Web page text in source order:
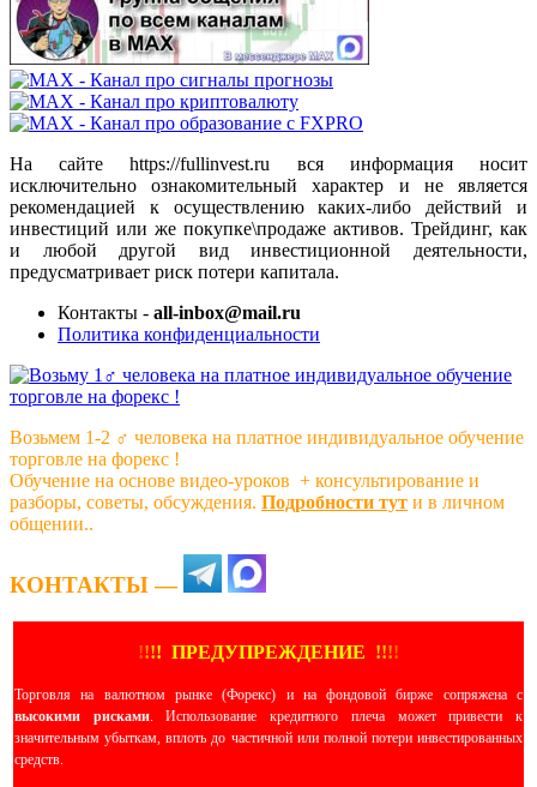
На сайте https://fullinvest.ru вся информация носит
исключительно ознакомительный характер и не является
рекомендацией к осуществлению каких-либо действий и
инвестиций или же покупке\продаже активов. Трейдинг, как
и любой другой вид инвестиционной деятельности,
предусматривает риск потери капитала.
Контакты - all-inbox@mail.ru
Политика конфиденциальности
Возьмем 1-2 ‍♂️ человека на платное индивидуальное обучение
торговле на форекс !
Обучение на основе видео-уроков ️ + консультирование и
разборы, советы, обсуждения. Подробности тут и в личном
общении..
КОНТАКТЫ —
!!!! ПРЕДУПРЕЖДЕНИЕ !!!!
Торговля на валютном рынке (Форекс) и на фондовой бирже сопряжена с
высокими рисками. Использование кредитного плеча может привести к
значительным убыткам, вплоть до частичной или полной потери инвестированных
средств.